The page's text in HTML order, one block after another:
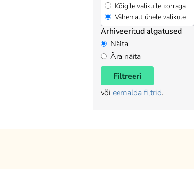
Kõigile valikuile korraga
Vähemalt ühele valikule
Arhiveeritud algatused
Näita
Ära näita
Filtreeri
või eemalda filtrid.